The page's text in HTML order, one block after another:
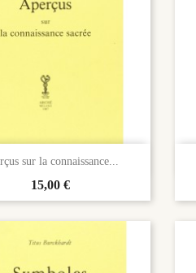
sur la connaissance...
Prix
15,00 €
Aperçu rapide